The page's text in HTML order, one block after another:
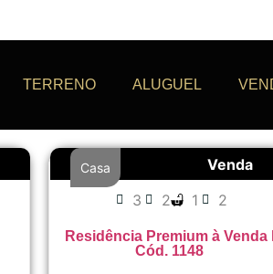
TERRENO ALUGUEL
Venda
Casa
3 2 1 2
Residência Premium à Venda l
Cód. 1148